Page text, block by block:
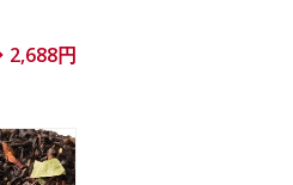
2,688円